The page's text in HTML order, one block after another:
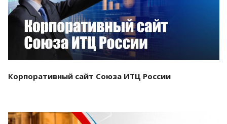
Корпоративный сайт Союза ИТЦ России